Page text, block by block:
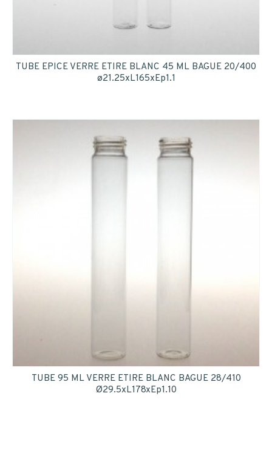
INSCRIPTION
TUBE EPICE VERRE ETIRE BLANC 45 ML BAGUE 20/400
ø21.25xL165xEp1.1
TUBE 95 ML VERRE ETIRE BLANC BAGUE 28/410
Ø29.5xL178xEp1.10